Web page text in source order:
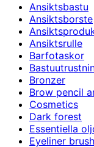
Ansiktsbastu
Ansiktsborste
Ansiktsrulle
Barfotaskor
Bronzer
Brow pencil
Cosmetics
Dark forest
Essentiella
Eyeliner brush